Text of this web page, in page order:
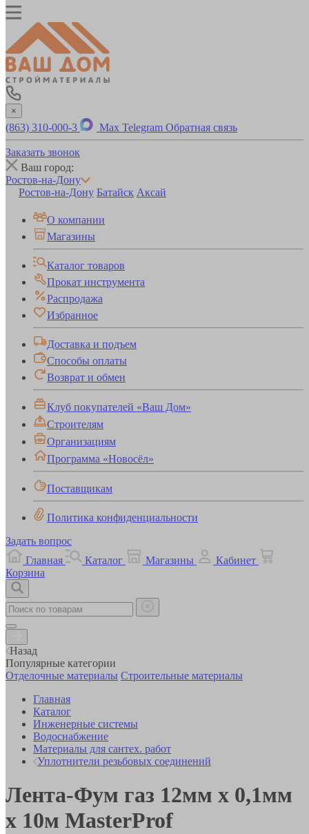
×
(863) 310-000-3 Max Telegram Обратная связь
Заказать звонок
Ваш город:
Ростов-на-Дону
Ростов-на-Дону Батайск Аксай
О компании
Магазины
Каталог товаров
Прокат инструмента
Распродажа
Избранное
Доставка и подъем
Способы оплаты
Возврат и обмен
Клуб покупателей «Ваш Дом»
Строителям
Организациям
Программа «Новосёл»
Поставщикам
Политика конфиденциальности
Задать вопрос
Главная
Каталог Магазины
Кабинет
Корзина
Назад
Популярные категории
Отделочные материалы Строительные материалы
Главная
Каталог
Инженерные системы
Водоснабжение
Материалы для сантех. работ
Уплотнители резьбовых соединений
Лента-Фум газ 12мм х 0,1мм
х 10м MasterProf